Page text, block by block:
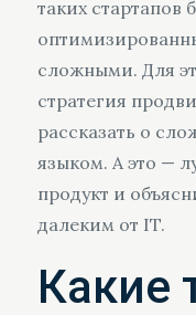
таких стартапов
сложными. Для
стратегия
рассказать о
языком. А это —
продукт и
далеким от IT.
Какие